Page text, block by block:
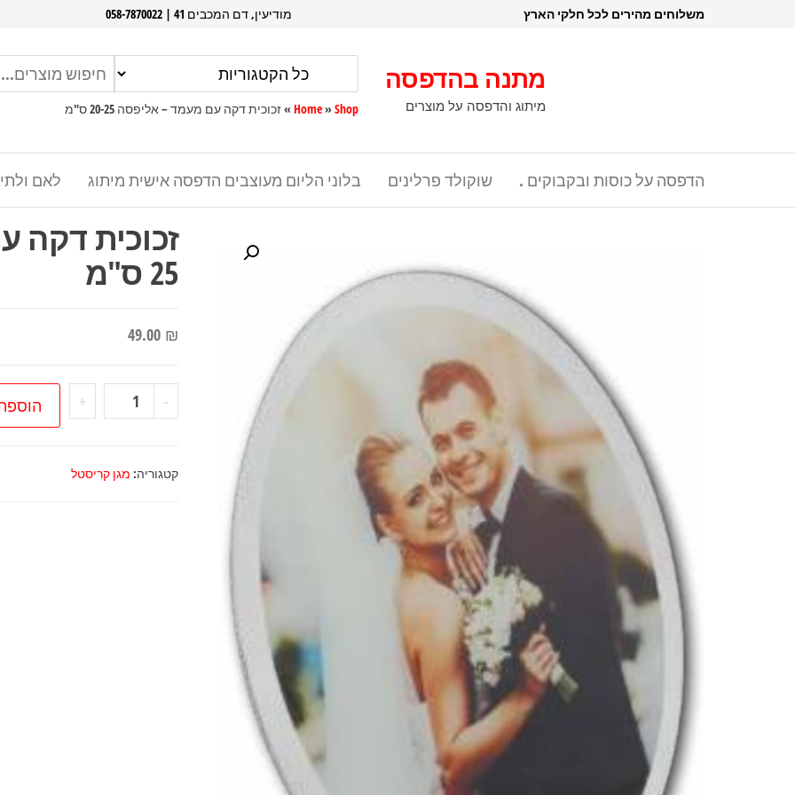
משלוחים מהירים לכל חלקי הארץ מודיעין, דם המכבים 41 | 058-7870022
מתנה בהדפסה
מיתוג והדפסה על מוצרים Home» Shop
»זכוכית דקה עם מעמד – אליפסה 20-25 ס"מ
לאם בלוני הליום מעוצבים הדפסה אישית מיתוג שוקולד פרלינים הדפסה על כוסות ובקבוקים .
25 ס"מ
49.00 ₪
-
כמות
של
דקה
+
קטגוריה: מגן קריסטל